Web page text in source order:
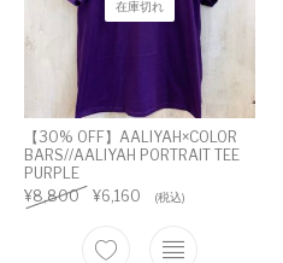
在庫切れ
【30% OFF】AALIYAH×COLOR
BARS//AALIYAH PORTRAIT TEE
PURPLE
¥8,800 ¥6,160 (税込)